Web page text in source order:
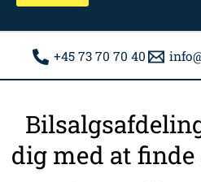
+45 73 70 70 40
dig med at